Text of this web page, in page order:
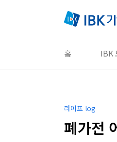
홈 IBK
라이프 log
폐가전